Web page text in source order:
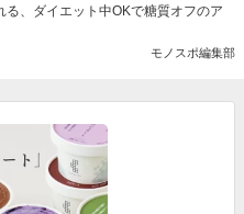
、ダイエット中OKで糖質オフのア
モノスポ編集部